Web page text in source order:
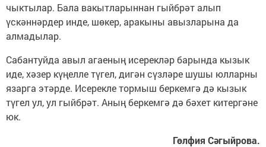
чыктылар. Бала вакытларыннан гыйбрәт алып
үскәннәрдер инде, шөкер, аракыны авызларына да
алмадылар.
Сабантуйда авыл агаеның исерекләр барында кызык
иде, хәзер күңелле түгел, дигән сүзләре шушы юлларны
язарга этәрде. Исерекле тормыш беркемгә дә кызык
түгел ул, ул гыйбрәт. Аның беркемгә дә бәхет китергәне
юк.
Гөлфия Сәгыйрова.